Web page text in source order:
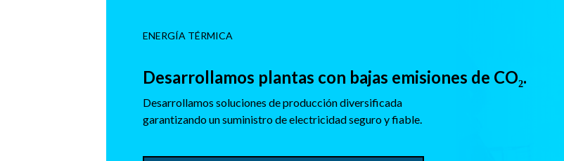
ENERGÍA TÉRMICA
Desarrollamos plantas con bajas emisiones de CO₂.
Desarrollamos soluciones de producción diversificada
garantizando un suministro de electricidad seguro y fiable.